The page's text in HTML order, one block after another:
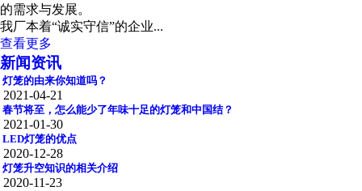
的需求与发展。
我厂本着“诚实守信”的企业...
查看更多
新闻资讯
灯笼的由来你知道吗？
2021-04-21
春节将至，怎么能少了年味十足的灯笼和中国结？
2021-01-30
LED灯笼的优点
2020-12-28
灯笼升空知识的相关介绍
2020-11-23